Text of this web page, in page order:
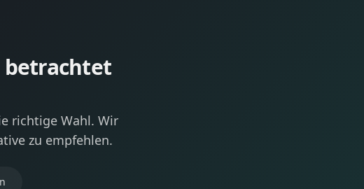
betrachtet
richtige Wahl. Wir
zu empfehlen.